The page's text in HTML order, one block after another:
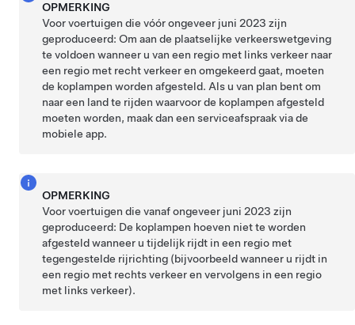
OPMERKING
Voor voertuigen die vóór ongeveer juni 2023 zijn
geproduceerd:Om aan de plaatselijke verkeerswetgeving
te voldoen wanneer u van een regio met links verkeer naar
een regio met recht verkeer en omgekeerd gaat, moeten
de koplampen worden afgesteld. Als u van plan bent om
naar een land te rijden waarvoor de koplampen afgesteld
moeten worden, maak dan een serviceafspraak via de
mobiele app.
OPMERKING
Voor voertuigen die vanaf ongeveer juni 2023 zijn
geproduceerd: De koplampen hoeven niet te worden
afgesteld wanneer u tijdelijk rijdt in een regio met
tegengestelde rijrichting (bijvoorbeeld wanneer u rijdt in
een regio met rechts verkeer en vervolgens in een regio
met links verkeer).